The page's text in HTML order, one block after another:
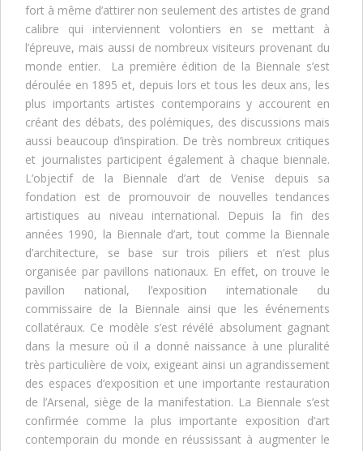
fort à même d’attirer non seulement des artistes de grand
calibre qui interviennent volontiers en se mettant à
l’épreuve, mais aussi de nombreux visiteurs provenant du
monde entier. La première édition de la Biennale s’est
déroulée en 1895 et, depuis lors et tous les deux ans, les
plus importants artistes contemporains y accourent en
créant des débats, des polémiques, des discussions mais
aussi beaucoup d’inspiration. De très nombreux critiques
et journalistes participent également à chaque biennale.
L’objectif de la Biennale d’art de Venise depuis sa
fondation est de promouvoir de nouvelles tendances
artistiques au niveau international. Depuis la fin des
années 1990, la Biennale d’art, tout comme la Biennale
d’architecture, se base sur trois piliers et n’est plus
organisée par pavillons nationaux. En effet, on trouve le
pavillon national, l’exposition internationale du
commissaire de la Biennale ainsi que les événements
collatéraux. Ce modèle s’est révélé absolument gagnant
dans la mesure où il a donné naissance à une pluralité
très particulière de voix, exigeant ainsi un agrandissement
des espaces d’exposition et une importante restauration
de l’Arsenal, siège de la manifestation. La Biennale s’est
confirmée comme la plus importante exposition d’art
contemporain du monde en réussissant à augmenter le